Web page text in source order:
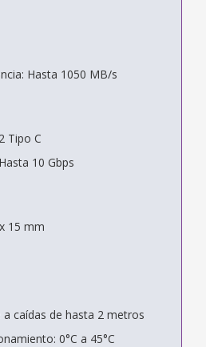
Hasta 1050 MB/s
Tipo C
10 Gbps
15 mm
caídas de hasta 2 metros
0°C a 45°C